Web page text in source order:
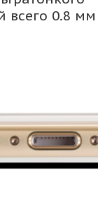
всего 0.8 мм